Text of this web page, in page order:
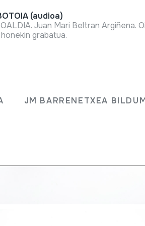
JM BARRENETXEA
(audioa)
Juan Mari Beltran Argiñena.
grabatua.